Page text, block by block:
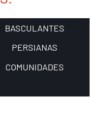
BASCULANTES
PERSIANAS
COMUNIDADES